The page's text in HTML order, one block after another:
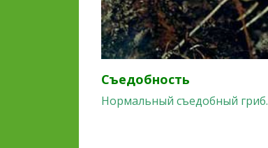
Съедобность
Нормальный съедобный гриб.